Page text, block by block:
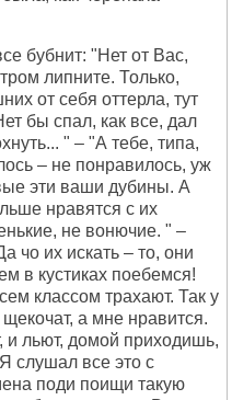
бубнит: "Нет от Вас,
липните. Только,
от себя оттерла, тут
бы спал, как все, дал
" – "А тебе, типа,
– не понравилось, уж
эти ваши дубины. А
нравятся с их
не вонючие. " –
чо их искать – то, они
в кустиках поебемся!
классом трахают. Так у
а мне нравится.
и льют, домой приходишь,
слушал все это с
поди поищи такую